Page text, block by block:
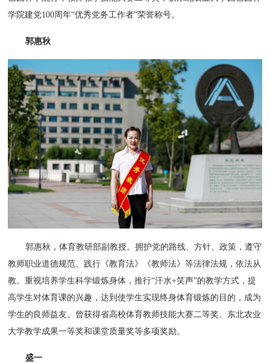
学院建党100周年“优秀党务工作者”荣誉称号。
郭惠秋
郭惠秋，体育教研部副教授。拥护党的路线、方针、政策，遵守
教师职业道德规范、践行《教育法》《教师法》等法律法规，依法从
教。重视培养学生科学锻炼身体，推行“汗水+笑声”的教学方式，提
高学生对体育课的兴趣，达到使学生实现终身体育锻炼的目的，成为
学生的良师益友。曾获得省高校体育教师技能大赛二等奖、东北农业
大学教学成果一等奖和课堂质量奖等多项奖励。
盛一